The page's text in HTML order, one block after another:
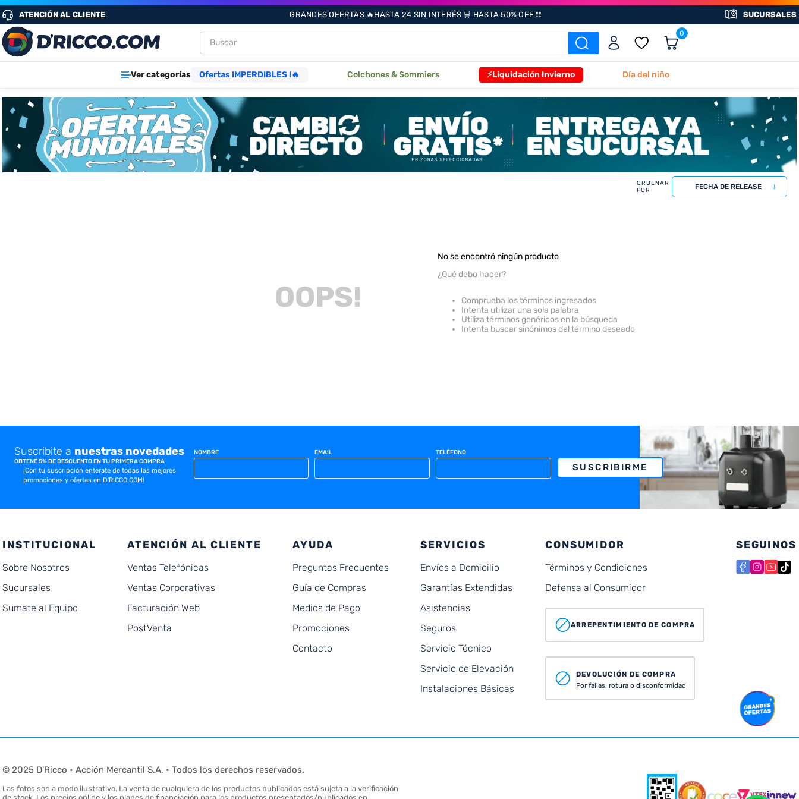
ATENCIÓN AL CLIENTE GRANDES OFERTAS 🔥HASTA 24 SIN INTERÉS 🛒 HASTA 50% OFF ❗❗ SUCURSALES
Buscar 0
Ver categorías Ofertas IMPERDIBLES !🔥 Colchones & Sommiers ⚡Liquidación Invierno Día del niño
FECHA DE RELEASE
OOPS!
No se encontró ningún producto
¿Qué debo hacer?
Comprueba los términos ingresados
Intenta utilizar una sola palabra
Utiliza términos genéricos en la búsqueda
Intenta buscar sinónimos del término deseado
Suscribite a nuestras novedades
OBTENÉ 5% DE DESCUENTO EN TU PRIMERA COMPRA
¡Con tu suscripción enterate de todas las mejores
promociones y ofertas en D'RICCO.COM!
NOMBRE EMAIL TELÉFONO
SUSCRIBIRME
INSTITUCIONAL
Sobre Nosotros
Sucursales
Sumate al Equipo
ATENCIÓN AL CLIENTE
Ventas Telefónicas
Ventas Corporativas
Facturación Web
PostVenta
AYUDA
Preguntas Frecuentes
Guía de Compras
Medios de Pago
Promociones
Contacto
SERVICIOS
Envíos a Domicilio
Garantías Extendidas
Asistencias
Seguros
Servicio Técnico
Servicio de Elevación
Instalaciones Básicas
CONSUMIDOR
Términos y Condiciones
Defensa al Consumidor
ARREPENTIMIENTO DE COMPRA
DEVOLUCIÓN DE COMPRA
Por fallas, rotura o disconformidad
SEGUINOS
© 2025 D'Ricco • Acción Mercantil S.A. • Todos los derechos reservados.
Las fotos son a modo ilustrativo. La venta de cualquiera de los productos publicados está sujeta a la verificación
TÉRMINOS MÁS BUSCADOS
1. heladeras
2 . aires
. lavarropas
cocinas
5. microondas